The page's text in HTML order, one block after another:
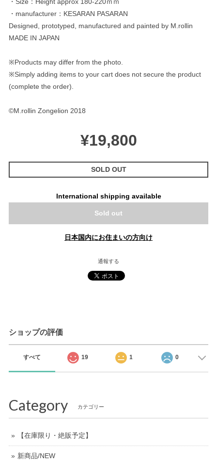
・manufacturer：KESARAN PASARAN
Designed, prototyped, manufactured and painted by M.rollin
MADE IN JAPAN
※Products may differ from the photo.
※Simply adding items to your cart does not secure the product
(complete the order).
©M.rollin Zongelion 2018
¥19,800
SOLD OUT
International shipping available
Sold out
日本国内にお住まいの方向け
通報する
ショップの評価
すべて 19 1 0
Category カテゴリー
【在庫限り・絶販予定】
新商品/NEW